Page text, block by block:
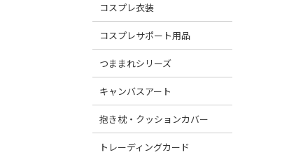
コスプレ衣装
コスプレサポート用品
つままれシリーズ
キャンバスアート
抱き枕・クッションカバー
トレーディングカード